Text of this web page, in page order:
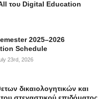
του Digital Education
2025–2026
Schedule
23rd, 2026
δικαιολογητικών και